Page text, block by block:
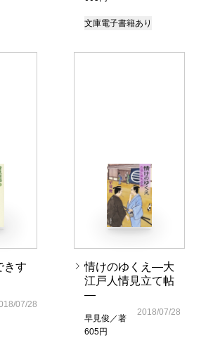
文庫電子書籍あり
す
07/28
情けのゆくえ―大
江戸人情見立て帖
―
早見俊／著
605円
2018/07/28